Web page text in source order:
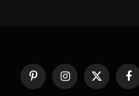
فيسبوك
X
(Twitter)
الانستغرامبينتيريست